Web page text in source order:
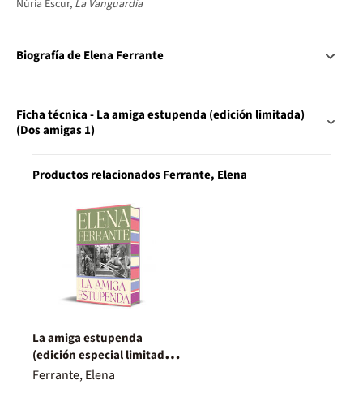
Núria Escur, La Vanguardia
Biografía de Elena Ferrante
Ficha técnica - La amiga estupenda (edición limitada)
(Dos amigas 1)
Productos relacionados Ferrante, Elena
La amiga estupenda
(edición especial limitada)
(Dos amigas 1)
Ferrante, Elena